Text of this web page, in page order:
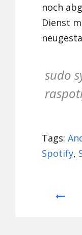
noch
Dienst
sudo
Tags:
Spotify,